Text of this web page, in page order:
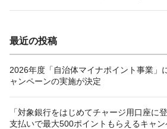
最近の投稿
2026年度「自治体マイナポイント事業」
ャンペーンの実施が決定
「対象銀行をはじめてチャージ用口座に
支払いで最大500ポイントもらえるキャ